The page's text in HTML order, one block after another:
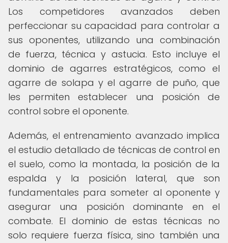
Los competidores avanzados deben
perfeccionar su capacidad para controlar a
sus oponentes, utilizando una combinación
de fuerza, técnica y astucia. Esto incluye el
dominio de agarres estratégicos, como el
agarre de solapa y el agarre de puño, que
les permiten establecer una posición de
control sobre el oponente.
Además, el entrenamiento avanzado implica
el estudio detallado de técnicas de control en
el suelo, como la montada, la posición de la
espalda y la posición lateral, que son
fundamentales para someter al oponente y
asegurar una posición dominante en el
combate. El dominio de estas técnicas no
solo requiere fuerza física, sino también una